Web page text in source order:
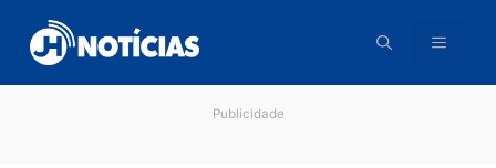
para
conteúdo